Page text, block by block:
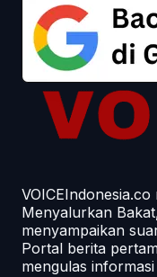
Menyalurkan
menyampaikan
Portal berita
mengulas